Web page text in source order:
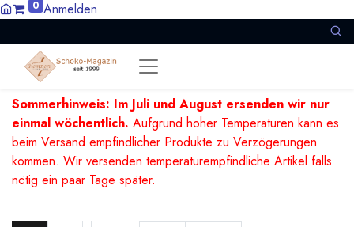
0 Anmelden
Sommerhinweis: Im Juli und August ersenden wir nur
einmal wöchentlich. Aufgrund hoher Temperaturen kann es
beim Versand empfindlicher Produkte zu Verzögerungen
kommen. Wir versenden temperaturempfindliche Artikel falls
nötig ein paar Tage später.